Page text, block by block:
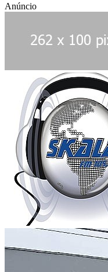
Anúncio